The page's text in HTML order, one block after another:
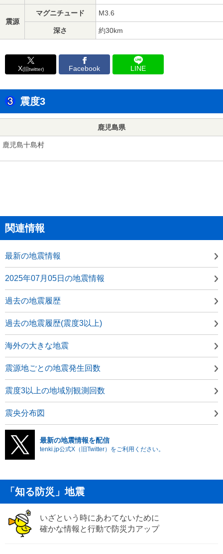
震源
マグニチュード M3.6
深さ 約30km
X(旧twitter) Facebook LINE
震度3
鹿児島県
鹿児島十島村
関連情報
最新の地震情報
2025年07月05日の地震情報
過去の地震履歴
過去の地震履歴(震度3以上)
海外の大きな地震
震源地ごとの地震発生回数
震度3以上の地域別観測回数
震央分布図
最新の地震情報を配信
tenki.jp公式X（旧Twitter）をご利用ください。
「知る防災」地震
いざという時にあわてないために
確かな情報と行動で防災力アップ